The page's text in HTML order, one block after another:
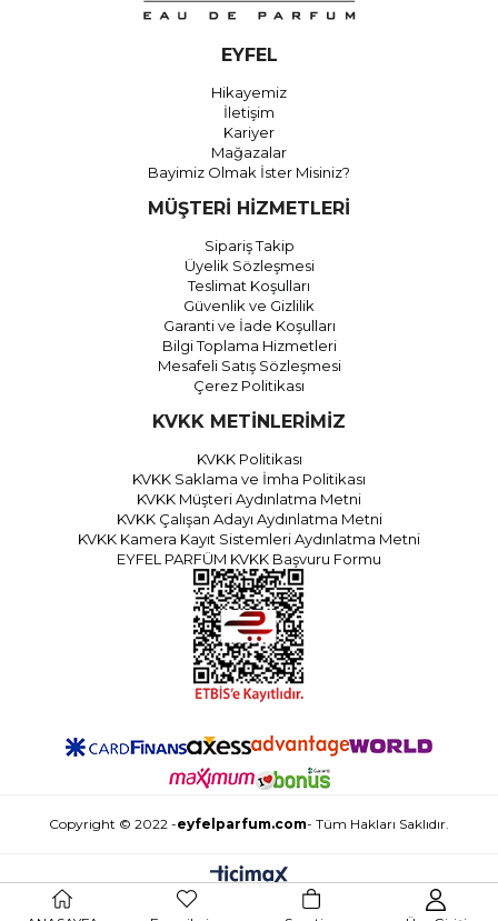
EYFEL
Hikayemiz
İletişim
Kariyer
Mağazalar
Bayimiz Olmak İster Misiniz?
MÜŞTERİ HİZMETLERİ
Sipariş Takip
Üyelik Sözleşmesi
Teslimat Koşulları
Güvenlik ve Gizlilik
Garanti ve İade Koşulları
Bilgi Toplama Hizmetleri
Mesafeli Satış Sözleşmesi
Çerez Politikası
KVKK METİNLERİMİZ
KVKK Politikası
KVKK Saklama ve İmha Politikası
KVKK Müşteri Aydınlatma Metni
KVKK Çalışan Adayı Aydınlatma Metni
KVKK Kamera Kayıt Sistemleri Aydınlatma Metni
EYFEL PARFÜM KVKK Başvuru Formu
Copyright © 2022 -eyfelparfum.com- Tüm Hakları Saklıdır.